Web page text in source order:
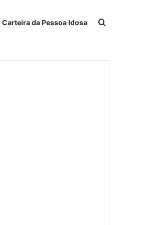
Carteira da Pessoa Idosa Procurar por